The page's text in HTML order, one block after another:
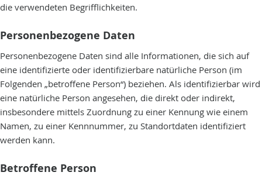
die verwendeten Begrifflichkeiten.
Personenbezogene Daten
Personenbezogene Daten sind alle Informationen, die sich auf
eine identifizierte oder identifizierbare natürliche Person (im
Folgenden „betroffene Person“) beziehen. Als identifizierbar wird
eine natürliche Person angesehen, die direkt oder indirekt,
insbesondere mittels Zuordnung zu einer Kennung wie einem
Namen, zu einer Kennnummer, zu Standortdaten identifiziert
werden kann.
Betroffene Person